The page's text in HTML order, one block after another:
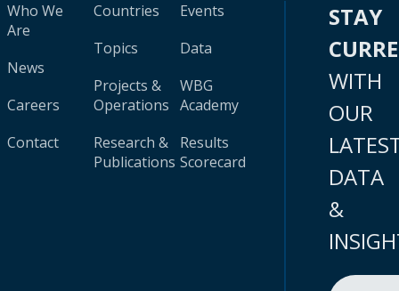
Who We
Are
News
Careers
Contact
Countries
Topics
Projects &
Operations
Research &
Publications
Events
Data
WBG
Academy
Results
Scorecard
STAY
WITH
OUR
DATA
&